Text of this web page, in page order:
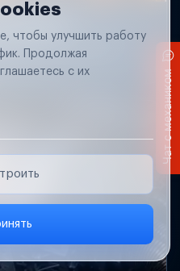
восстановим
чтобы улучшить работу
Продолжая
с их
Чат с механиком